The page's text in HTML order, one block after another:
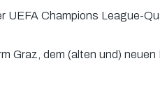
UEFA Champions League-
Graz, dem (alten und)